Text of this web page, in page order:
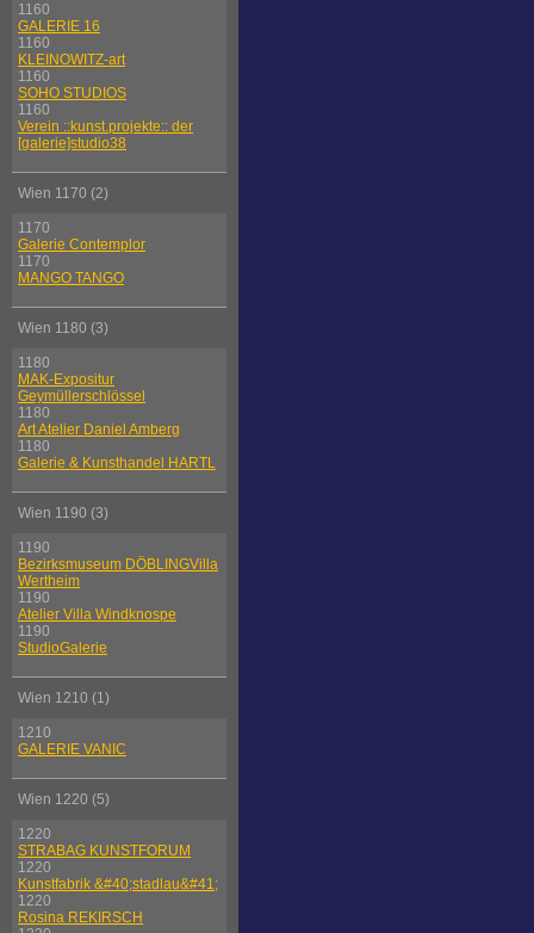
1160
GALERIE 16
1160
KLEINOWITZ-art
1160
SOHO STUDIOS
1160
Verein ::kunst.projekte:: der
[galerie]studio38
Wien 1170 (2)
1170
Galerie Contemplor
1170
MANGO TANGO
Wien 1180 (3)
1180
MAK-Expositur
Geymüllerschlössel
1180
Art Atelier Daniel Amberg
1180
Galerie & Kunsthandel HARTL
Wien 1190 (3)
1190
Bezirksmuseum DÖBLINGVilla
Wertheim
1190
Atelier Villa Windknospe
1190
StudioGalerie
Wien 1210 (1)
1210
GALERIE VANIC
Wien 1220 (5)
1220
STRABAG KUNSTFORUM
1220
Kunstfabrik &#40;stadlau&#41;
1220
Rosina REKIRSCH